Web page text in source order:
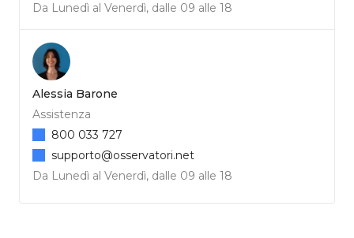
Da Lunedì al Venerdì, dalle 09 alle 18
Alessia Barone
Assistenza
Da Lunedì al Venerdì, dalle 09 alle 18
800 033 727
supporto@osservatori.net